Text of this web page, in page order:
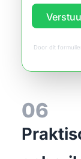
Door dit
06